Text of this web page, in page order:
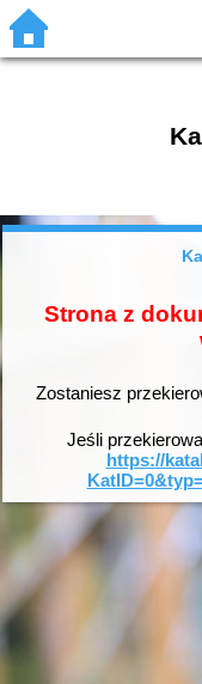
Strona z
Zostaniesz
Jeśli
https://